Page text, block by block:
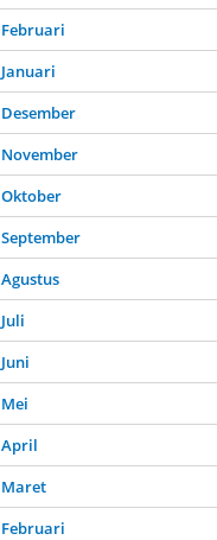
Februari
Januari
Desember
November
Oktober
September
Agustus
Juli
Juni
Mei
April
Maret
Februari